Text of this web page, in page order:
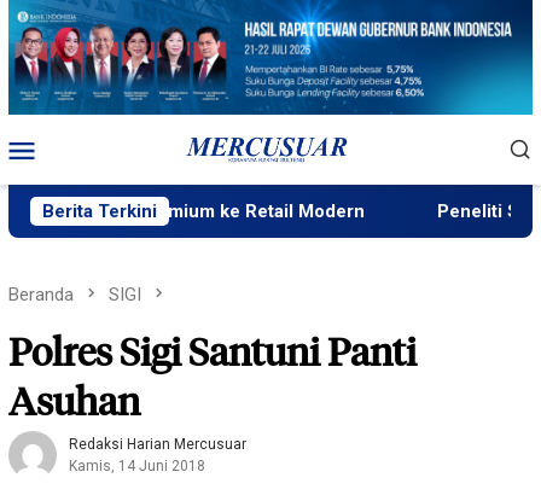
Loncat
konten
Mobile
Berita Terkini
Premium ke Retail Modern Peneliti Sejarah:
Beranda SIGI
Polres Sigi Santuni Panti
Asuhan
Redaksi Harian Mercusuar
Kamis, 14 Juni 2018